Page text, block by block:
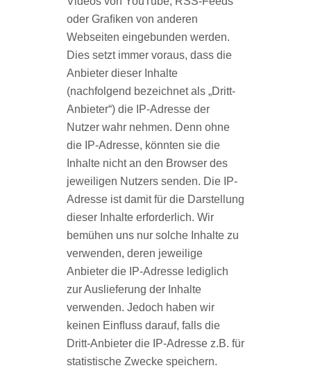
oder Graﬁken von anderen
Webseiten eingebunden werden.
Dies setzt immer voraus, dass die
Anbieter dieser Inhalte
(nachfolgend bezeichnet als „Dritt-
Anbieter“) die IP-Adresse der
Nutzer wahr nehmen. Denn ohne
die IP-Adresse, könnten sie die
Inhalte nicht an den Browser des
jeweiligen Nutzers senden. Die IP-
Adresse ist damit für die Darstellung
dieser Inhalte erforderlich. Wir
bemühen uns nur solche Inhalte zu
verwenden, deren jeweilige
Anbieter die IP-Adresse lediglich
zur Auslieferung der Inhalte
verwenden. Jedoch haben wir
keinen Einﬂuss darauf, falls die
Dritt-Anbieter die IP-Adresse z.B. für
statistische Zwecke speichern.